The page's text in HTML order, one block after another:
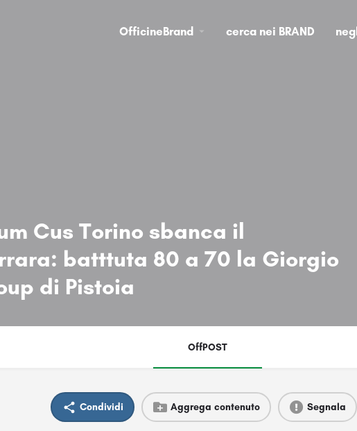
OfficineBrand cerca nei BRAND
Cus Torino sbanca il
batttuta 80 a 70 la Giorgio
di Pistoia
OffPOST
Condividi Aggrega contenuto Segnala